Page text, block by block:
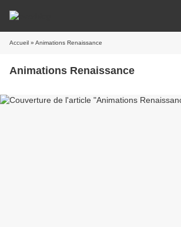
Accueil » Animations Renaissance
Animations Renaissance